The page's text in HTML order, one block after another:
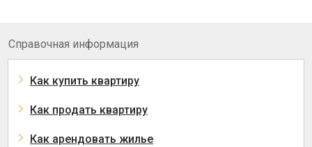
Справочная информация
Как купить квартиру
Как продать квартиру
Как арендовать жилье